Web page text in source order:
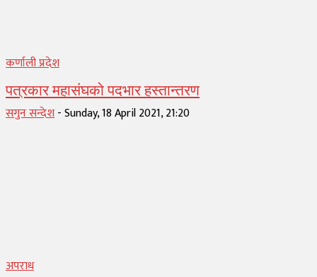
कर्णाली प्रदेश
पत्रकार महासंघको पदभार हस्तान्तरण
सगुन सन्देश-Sunday, 18 April 2021, 21:20
अपराध